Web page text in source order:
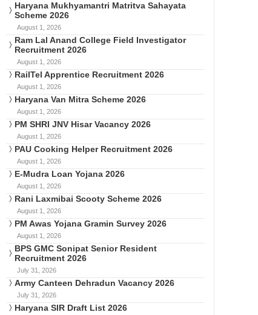
Haryana Mukhyamantri Matritva Sahayata
Scheme 2026
August 1, 2026
Ram Lal Anand College Field Investigator
Recruitment 2026
August 1, 2026
RailTel Apprentice Recruitment 2026
August 1, 2026
Haryana Van Mitra Scheme 2026
August 1, 2026
PM SHRI JNV Hisar Vacancy 2026
August 1, 2026
PAU Cooking Helper Recruitment 2026
August 1, 2026
E-Mudra Loan Yojana 2026
August 1, 2026
Rani Laxmibai Scooty Scheme 2026
August 1, 2026
PM Awas Yojana Gramin Survey 2026
August 1, 2026
BPS GMC Sonipat Senior Resident
Recruitment 2026
July 31, 2026
Army Canteen Dehradun Vacancy 2026
July 31, 2026
Haryana SIR Draft List 2026